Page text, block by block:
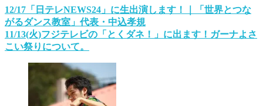
12/17「日テレNEWS24」に生出演します！｜「世界とつな
がるダンス教室」代表・中込孝規
11/13(火)フジテレビの「とくダネ！」に出ます！ガーナよさ
こい祭りについて。